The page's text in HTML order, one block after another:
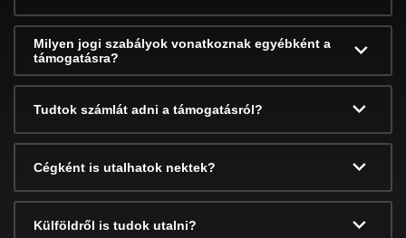
Milyen jogi szabályok vonatkoznak egyébként a
támogatásra?
Tudtok számlát adni a támogatásról?
Cégként is utalhatok nektek?
Külföldről is tudok utalni?